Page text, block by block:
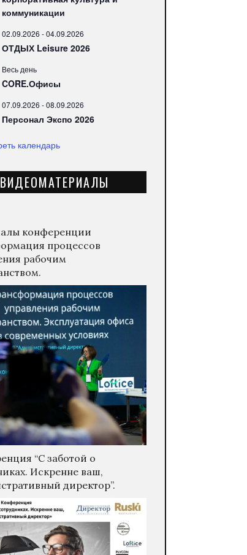
коммуникации
02.09.2026 -04.09.2026
ОТДЫХ Leisure 2026
Весь день
CORE.Офисы
07.09.2026 -08.09.2026
Персонал Экспо 2026
календарь
ВИДЕОМАТЕРИАЛЫ
конференции
процессов
рабочим
“С заботой о
Искренне ваш,
директор”.